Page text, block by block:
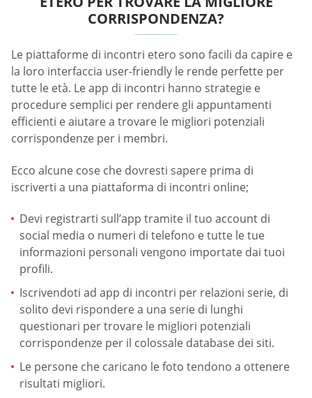
CORRISPONDENZA?
Le piattaforme di incontri etero sono facili da capire e
la loro interfaccia user-friendly le rende perfette per
tutte le età. Le app di incontri hanno strategie e
procedure semplici per rendere gli appuntamenti
efficienti e aiutare a trovare le migliori potenziali
corrispondenze per i membri.
Ecco alcune cose che dovresti sapere prima di
iscriverti a una piattaforma di incontri online;
Devi registrarti sull’app tramite il tuo account di
social media o numeri di telefono e tutte le tue
informazioni personali vengono importate dai tuoi
profili.
Iscrivendoti ad app di incontri per relazioni serie, di
solito devi rispondere a una serie di lunghi
questionari per trovare le migliori potenziali
corrispondenze per il colossale database dei siti.
Le persone che caricano le foto tendono a ottenere
risultati migliori.